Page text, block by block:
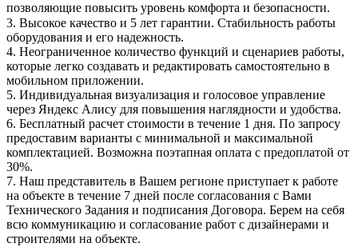
позволяющие повысить уровень комфорта и безопасности.
3. Высокое качество и 5 лет гарантии. Стабильность работы
оборудования и его надежность.
4. Неограниченное количество функций и сценариев работы,
которые легко создавать и редактировать самостоятельно в
мобильном приложении.
5. Индивидуальная визуализация и голосовое управление
через Яндекс Алису для повышения наглядности и удобства.
6. Бесплатный расчет стоимости в течение 1 дня. По запросу
предоставим варианты с минимальной и максимальной
комплектацией. Возможна поэтапная оплата с предоплатой от
30%.
7. Наш представитель в Вашем регионе приступает к работе
на объекте в течение 7 дней после согласования с Вами
Технического Задания и подписания Договора. Берем на себя
всю коммуникацию и согласование работ с дизайнерами и
строителями на объекте.